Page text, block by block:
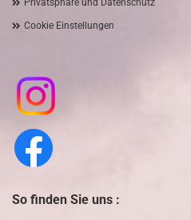
Privatsphäre und Datenschutz
Cookie Einstellungen
So finden Sie uns :